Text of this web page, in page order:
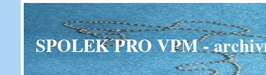
SPOLEK PRO VPM -